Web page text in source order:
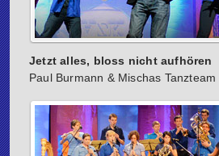
Jetzt alles, bloss nicht aufhören
Paul Burmann & Mischas Tanzteam